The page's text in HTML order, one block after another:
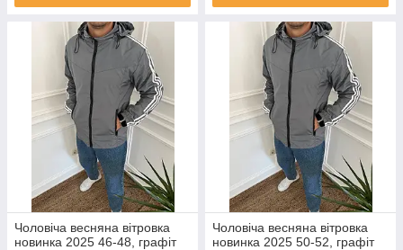
Чоловіча весняна вітровка
новинка 2025 46-48, графіт
Чоловіча весняна вітровка
новинка 2025 50-52, графіт